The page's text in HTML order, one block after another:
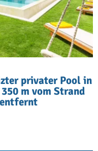
privater Pool in
m vom Strand